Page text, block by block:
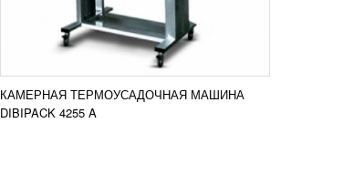
КАМЕРНАЯ ТЕРМОУСАДОЧНАЯ МАШИНА
DIBIPACK 4255 A